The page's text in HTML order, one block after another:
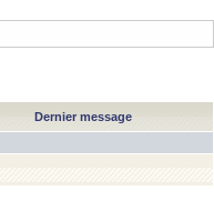
Dernier message